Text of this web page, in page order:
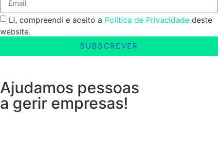
Li, compreendi e aceito a Política de Privacidade deste
website.
SUBSCREVER
Ajudamos pessoas
a gerir empresas!